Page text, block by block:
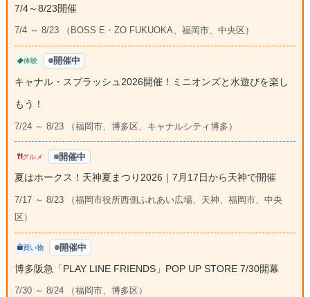
7/4～8/23開催
7/4 ～ 8/23 （BOSS E・ZO FUKUOKA、福岡市、中央区）
体験 開催中
キャナル・スプラッシュ2026開催！ミニオンズと水遊びを楽し
もう！
7/24 ～ 8/23 （福岡市、博多区、キャナルシティ博多）
グルメ 開催中
夏はホークス！天神夏まつり2026｜7月17日から天神で開催
7/17 ～ 8/23 （福岡市役所西側ふれあい広場、天神、福岡市、中央
区）
買い物 開催中
博多阪急「PLAY LINE FRIENDS」POP UP STORE 7/30開幕
7/30 ～ 8/24 （福岡市、博多区）